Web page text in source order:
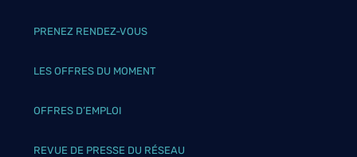
PRENEZ RENDEZ-VOUS
LES OFFRES DU MOMENT
OFFRES D’EMPLOI
REVUE DE PRESSE DU RÉSEAU